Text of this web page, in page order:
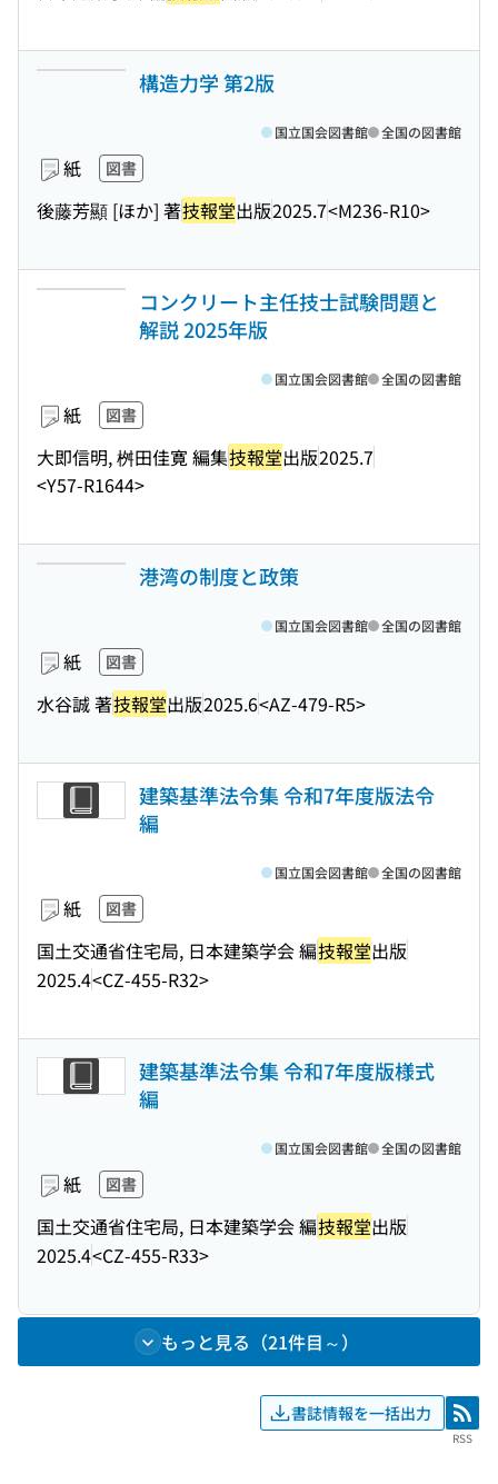
構造力学 第2版
紙 図書
後藤芳顯 [ほか] 著技報堂出版2025.7<M236-R10>
国立国会図書館 全国の図書館
コンクリート主任技士試験問題と
解説 2025年版
紙 図書
大即信明, 桝田佳寛 編集技報堂出版2025.7
<Y57-R1644>
国立国会図書館 全国の図書館
港湾の制度と政策
紙 図書
水谷誠 著技報堂出版2025.6<AZ-479-R5>
国立国会図書館 全国の図書館
建築基準法令集 令和7年度版法令
編
紙 図書
国土交通省住宅局, 日本建築学会 編技報堂出版
2025.4<CZ-455-R32>
国立国会図書館 全国の図書館
建築基準法令集 令和7年度版様式
編
紙 図書
国土交通省住宅局, 日本建築学会 編技報堂出版
2025.4<CZ-455-R33>
国立国会図書館 全国の図書館
もっと見る（21件目～）
書誌情報を一括出力 RSS
RSS